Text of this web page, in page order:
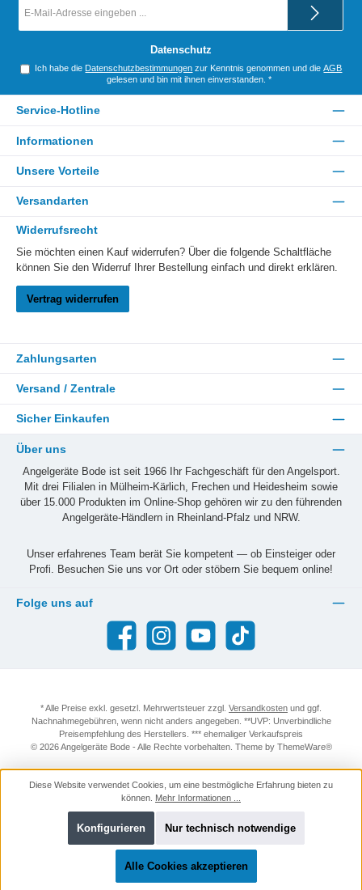
Mail-
Datenschutz
Ich habe die Datenschutzbestimmungen zur Kenntnis genommen und dieAGB
gelesen und bin mit ihnen einverstanden. *
Service-Hotline
Informationen
Unsere Vorteile
Versandarten
Widerrufsrecht
Sie möchten einen Kauf widerrufen? Über die folgende Schaltfläche
können Sie den Widerruf Ihrer Bestellung einfach und direkt erklären.
Vertrag widerrufen
Zahlungsarten
Versand / Zentrale
Sicher Einkaufen
Über uns
Angelgeräte Bode ist seit 1966 Ihr Fachgeschäft für den Angelsport.
Mit drei Filialen in Mülheim-Kärlich, Frechen und Heidesheim sowie
über 15.000 Produkten im Online-Shop gehören wir zu den führenden
Angelgeräte-Händlern in Rheinland-Pfalz und NRW.
Unser erfahrenes Team berät Sie kompetent — ob Einsteiger oder
Profi. Besuchen Sie uns vor Ort oder stöbern Sie bequem online!
Folge uns auf
Facebook Instagram YouTube TikTok
* Alle Preise exkl. gesetzl. Mehrwertsteuer zzgl. Versandkosten und ggf.
Nachnahmegebühren, wenn nicht anders angegeben. **UVP: Unverbindliche
Preisempfehlung des Herstellers. *** ehemaliger Verkaufspreis
© 2026 Angelgeräte Bode - Alle Rechte vorbehalten. Theme by ThemeWare®
Diese Website verwendet Cookies, um eine bestmögliche Erfahrung bieten zu
können. Mehr Informationen ...
Nur technisch notwendige
Konfigurieren
Alle Cookies akzeptieren